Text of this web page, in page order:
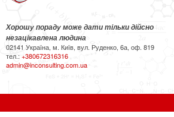
Хорошу пораду може дати тільки дійсно
незацікавлена людина
02141 Україна, м. Київ, вул. Руденко, 6а, оф. 819
тел.: +380672316316
admin@inconsulting.com.ua